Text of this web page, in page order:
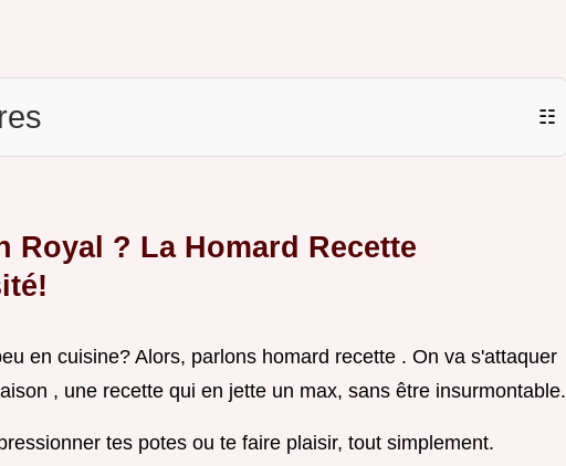
☷
Royal ? La Homard Recette
en cuisine? Alors, parlons homard recette . On va s'attaquer
, une recette qui en jette un max, sans être insurmontable.
tes potes ou te faire plaisir, tout simplement.